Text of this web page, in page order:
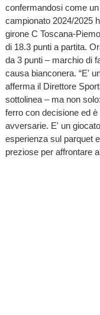
confermandosi come
campionato 2024/2025
girone C Toscana-
di 18.3 punti a partita.
da 3 punti – marchio di
causa bianconera. “E'
afferma il Direttore
sottolinea – ma non
ferro con decisione ed
avversarie. E' un
esperienza sul parquet
preziose per affrontare